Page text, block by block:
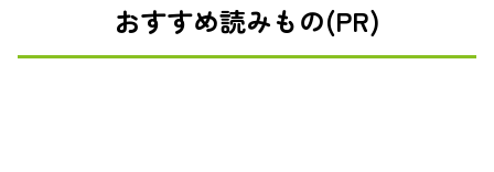
おすすめ読みもの(PR)